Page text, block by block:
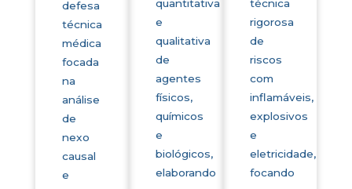
defesa
técnica
médica
focada
na
análise
de
nexo
causal
e
quantitativa
e
qualitativa
de
agentes
físicos,
químicos
e
biológicos,
elaborando
técnica
rigorosa
de
riscos
com
inflamáveis,
explosivos
e
eletricidade,
focando